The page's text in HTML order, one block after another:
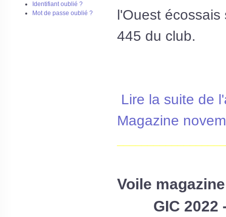
Identifiant oublié ?
Mot de passe oublié ?
l'Ouest écossais
445 du club.
Lire la suite de
Magazine
Voile
GIC 2022 -